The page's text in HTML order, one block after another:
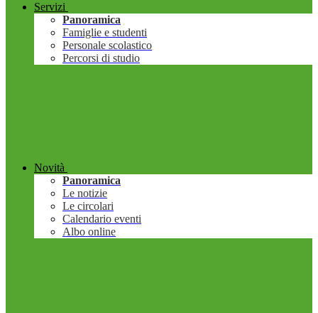
Servizi
Panoramica
Famiglie e studenti
Personale scolastico
Percorsi di studio
Novità
Panoramica
Le notizie
Le circolari
Calendario eventi
Albo online